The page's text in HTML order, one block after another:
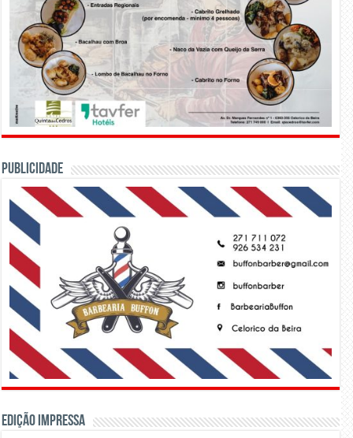
PUBLICIDADE
Edição Impressa